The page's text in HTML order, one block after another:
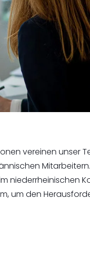
vereinen unser
Mitarbeitern.
niederrheinischen
um den